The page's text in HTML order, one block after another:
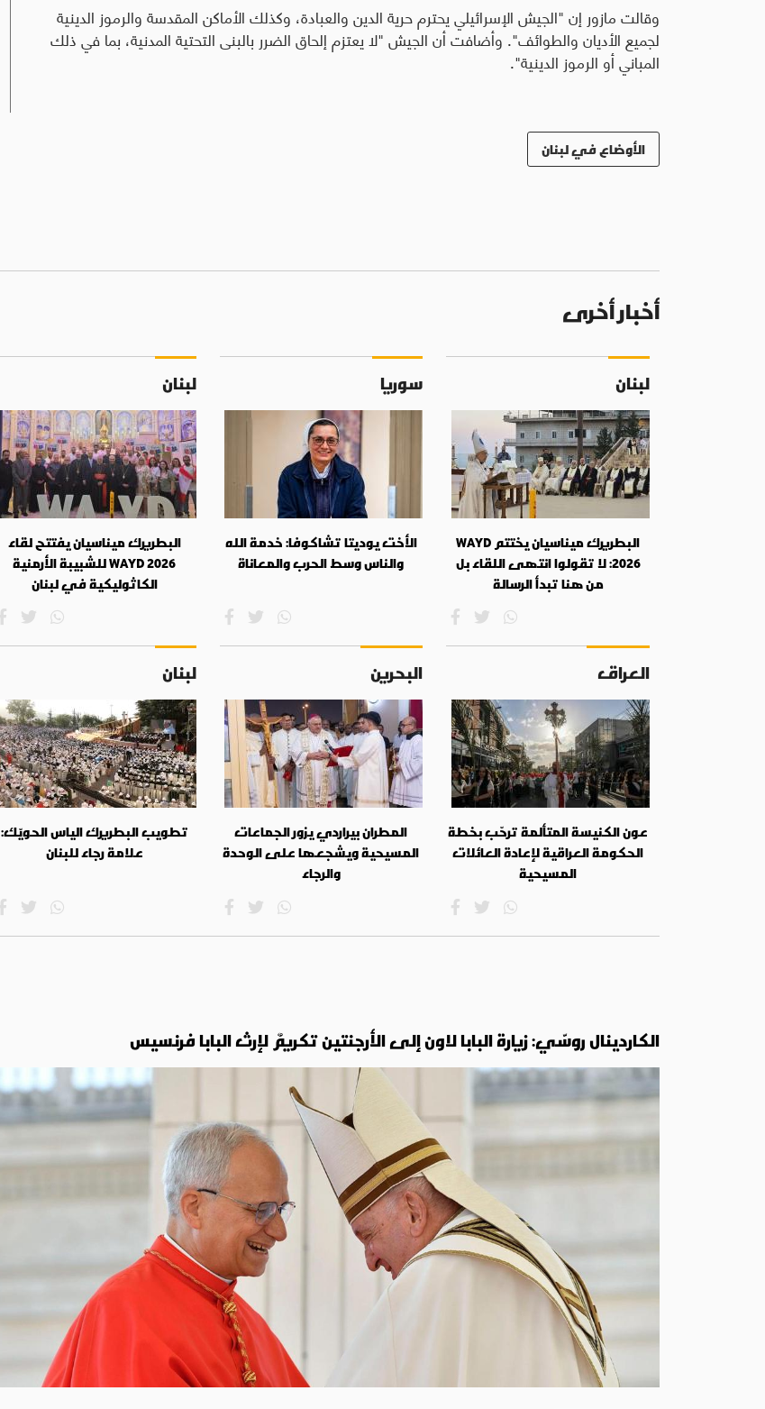
وقالت مازور إن "الجيش الإسرائيلي يحترم حرية الدين والعبادة، وكذلك الأماكن المقدسة والرموز الدينية
لجميع الأديان والطوائف". وأضافت أن الجيش "لا يعتزم إلحاق الضرر بالبنى التحتية المدنية، بما في ذلك
المباني أو الرموز الدينية".
الأوضاع في لبنان
أخبار أخرى
لبنان
البطريرك ميناسيان يختتم WAYD
2026: لا تقولوا انتهى اللقاء بل
من هنا تبدأ الرسالة
سوريا
الأخت يوديتا تشاكوفا: خدمة الله
والناس وسط الحرب والمعاناة
لبنان
البطريرك ميناسيان يفتتح لقاء
WAYD 2026 للشبيبة الأرمنية
الكاثوليكية في لبنان
العراق
عون الكنيسة المتألمة ترحّب بخطة
الحكومة العراقية لإعادة العائلات
المسيحية
البحرين
المطران بيراردي يزور الجماعات
المسيحية ويشجعها على الوحدة
والرجاء
لبنان
تطويب البطريرك الياس الحويّك:
علامة رجاء للبنان
الكاردينال روسّي: زيارة البابا لاون إلى الأرجنتين تكريمٌ لإرث البابا فرنسيس